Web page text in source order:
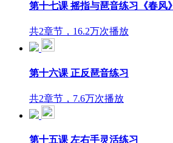
第十七课 摇指与琶音练习《春风》
共2章节，16.2万次播放
第十六课 正反琶音练习
共2章节，7.6万次播放
第十五课 左右手灵活练习